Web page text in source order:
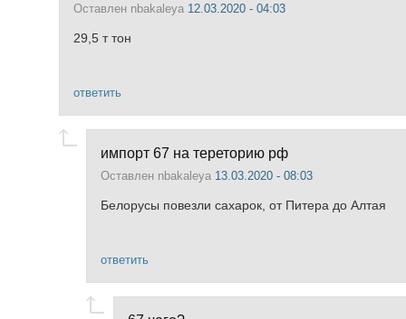
Оставлен nbakaleya 12.03.2020 - 04:03
29,5 т тон
ответить
импорт 67 на тереторию рф
Оставлен nbakaleya 13.03.2020 - 08:03
Белорусы повезли сахарок, от Питера до Алтая
ответить